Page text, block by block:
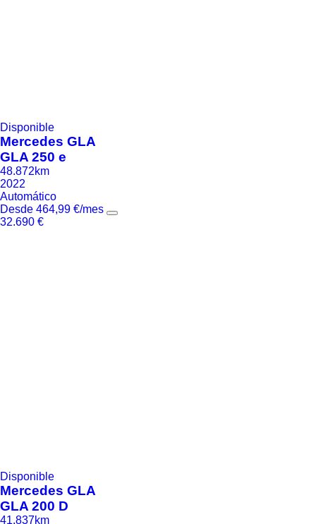
Disponible
Mercedes GLA
GLA 250 e
48.872km
2022
Automático
Desde 464,99 €/mes
32.690 €
Disponible
Mercedes GLA
GLA 200 D
41.837km